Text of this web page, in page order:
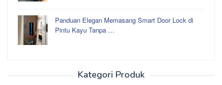
Panduan Elegan Memasang Smart Door Lock di
Pintu Kayu Tanpa …
Kategori Produk